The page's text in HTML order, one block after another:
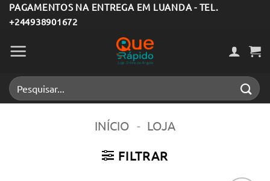
Skip
to
content
PAGAMENTOS NA ENTREGA EM LUANDA - TEL.
+244938901672
Pesquisar
por:
INÍCIO - LOJA
FILTRAR